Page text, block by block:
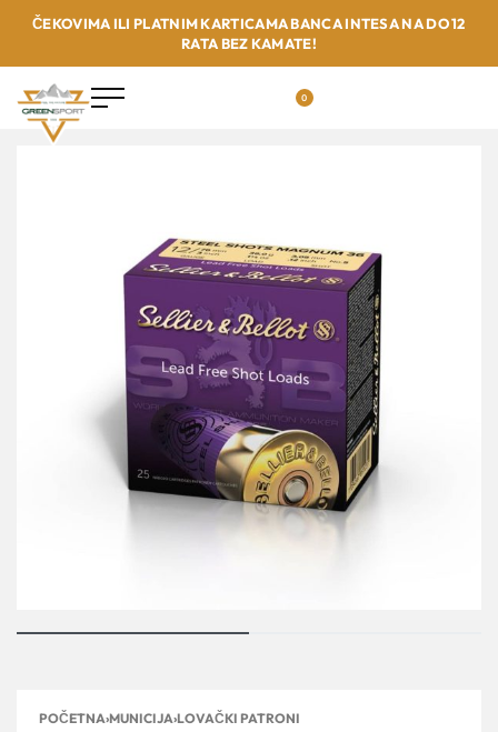
ČEKOVIMA ILI PLATNIM KARTICAMA BANCA INTESA NA DO 12
RATA BEZ KAMATE!
0
POČETNA›MUNICIJA›LOVAČKI PATRONI